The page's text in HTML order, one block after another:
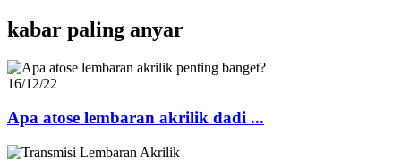
kabar paling anyar
16/12/22
Apa atose lembaran akrilik dadi ...